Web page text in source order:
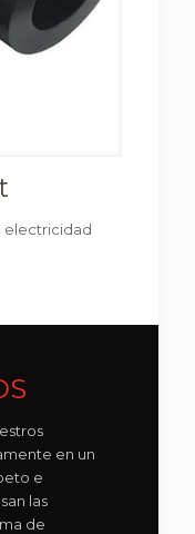
electricidad
en un
e
las
de